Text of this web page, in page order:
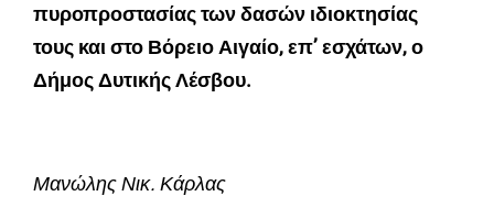
πυροπροστασίας των δασών ιδιοκτησίας
τους και στο Βόρειο Αιγαίο, επ’ εσχάτων, ο
Δήμος Δυτικής Λέσβου.
Μανώλης Νικ. Κάρλας